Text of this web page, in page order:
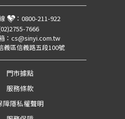
： 0800-211-922
7666
： cs@sinyi.com.tw
義區信義路五段100號
門市據點
服務條款
障隱私權聲明